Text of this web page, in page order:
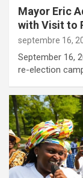
Mayor Eric
with Visit to
septembre 16,
September 16,
re-election